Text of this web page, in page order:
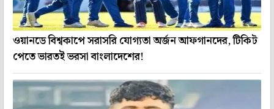
ওয়ানডে বিশ্বকাপে সরাসরি যোগ্যতা অর্জন আফগানদের, টিকিট
পেতে ভারতই ভরসা বাংলাদেশের!